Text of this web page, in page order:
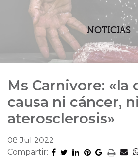
NOTICIAS
Ms Carnivore: «la
causa ni cáncer, ni
aterosclerosis»
08 Jul 2022
Compartir: